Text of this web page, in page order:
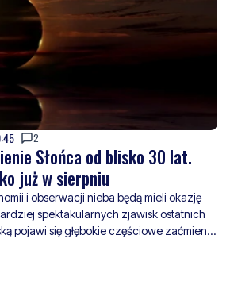
2
Słońca od blisko 30 lat.
już w sierpniu
spektakularnych zjawisk ostatnich
pojawi się głębokie częściowe zaćmienie